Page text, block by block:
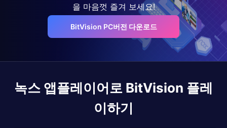
을 마음껏 즐겨 보세요!
BitVision PC버전 다운로드
녹스 앱플레이어로 BitVision 플레
이하기